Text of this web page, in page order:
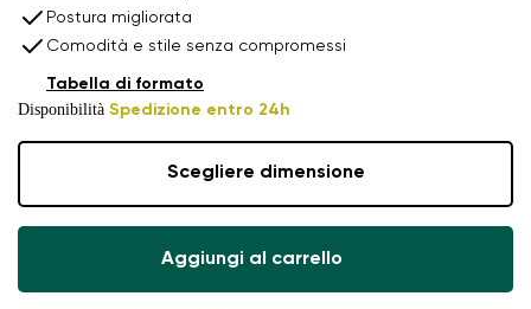
Postura migliorata
Comodità e stile senza compromessi
Disponibilità Spedizione entro 24h
Tabella di formato
Scegliere dimensione
Aggiungi al carrello